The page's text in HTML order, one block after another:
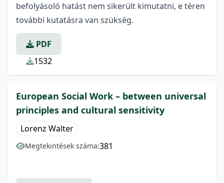
befolyásoló hatást nem sikerült kimutatni, e téren
további kutatásra van szükség.
PDF
1532
European Social Work – between universal
principles and cultural sensitivity
Lorenz Walter
Megtekintések száma:381